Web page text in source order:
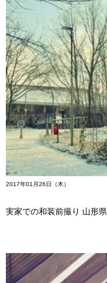
2017年01月26日（木）
実家での和装前撮り 山形県